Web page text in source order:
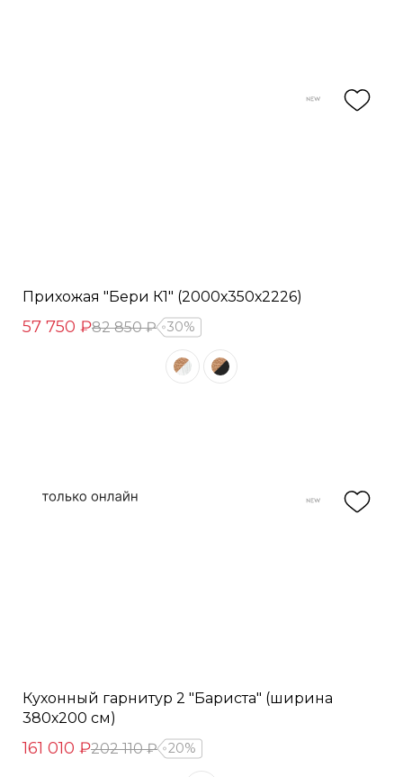
Прихожая "Бери К1" (2000х350х2226)
57 750 ₽82 850 ₽ 30%
Кухонный гарнитур 2 "Бариста" (ширина
380х200 см)
161 010 ₽202 110 ₽ 20%